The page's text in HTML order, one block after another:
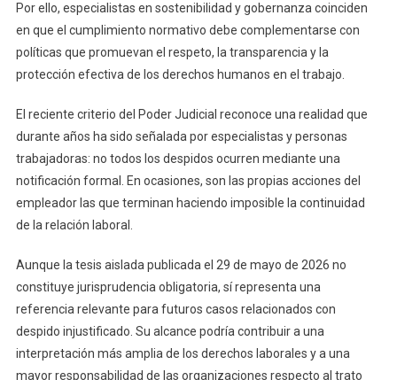
Por ello, especialistas en sostenibilidad y gobernanza coinciden
en que el cumplimiento normativo debe complementarse con
políticas que promuevan el respeto, la transparencia y la
protección efectiva de los derechos humanos en el trabajo.
El reciente criterio del Poder Judicial reconoce una realidad que
durante años ha sido señalada por especialistas y personas
trabajadoras: no todos los despidos ocurren mediante una
notificación formal. En ocasiones, son las propias acciones del
empleador las que terminan haciendo imposible la continuidad
de la relación laboral.
Aunque la tesis aislada publicada el 29 de mayo de 2026 no
constituye jurisprudencia obligatoria, sí representa una
referencia relevante para futuros casos relacionados con
despido injustificado. Su alcance podría contribuir a una
interpretación más amplia de los derechos laborales y a una
mayor responsabilidad de las organizaciones respecto al trato